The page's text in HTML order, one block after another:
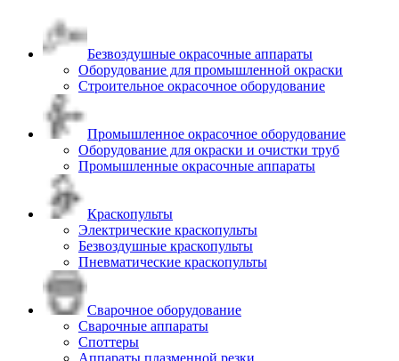
Безвоздушные окрасочные аппараты
Оборудование для промышленной окраски
Строительное окрасочное оборудование
Промышленное окрасочное оборудование
Оборудование для окраски и очистки труб
Промышленные окрасочные аппараты
Краскопульты
Электрические краскопульты
Безвоздушные краскопульты
Пневматические краскопульты
Сварочное оборудование
Сварочные аппараты
Споттеры
Аппараты плазменной резки